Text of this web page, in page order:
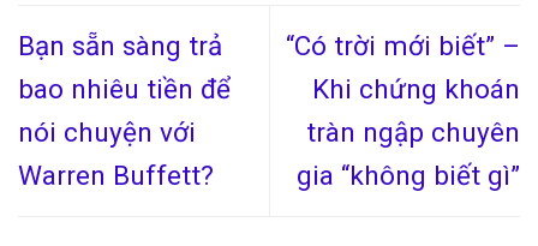
Bạn sẵn sàng trả
bao nhiêu tiền để
nói chuyện với
Warren Buffett?
“Có trời mới biết” –
Khi chứng khoán
tràn ngập chuyên
gia “không biết gì”